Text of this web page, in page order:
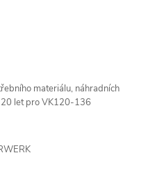
materiálu, náhradních
20 let pro VK120-136